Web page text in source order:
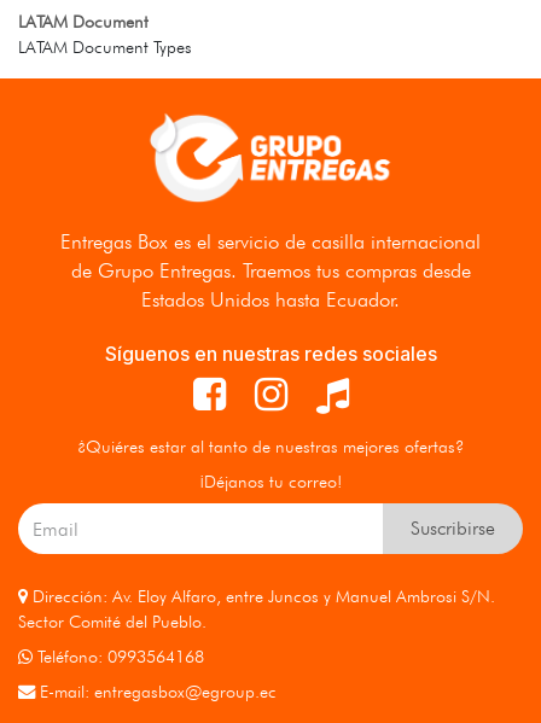
LATAM Document
LATAM Document Types
Entregas Box es el servicio de casilla internacional
de Grupo Entregas. Traemos tus compras desde
Estados Unidos hasta Ecuador.
Síguenos en nuestras redes sociales
¿Quiéres estar al tanto de nuestras mejores ofertas?
¡Déjanos tu correo!
Suscribirse
Dirección: Av. Eloy Alfaro, entre Juncos y Manuel Ambrosi S/N.
Sector Comité del Pueblo.
Teléfono: 0993564168
E-mail: entregasbox@egroup.ec